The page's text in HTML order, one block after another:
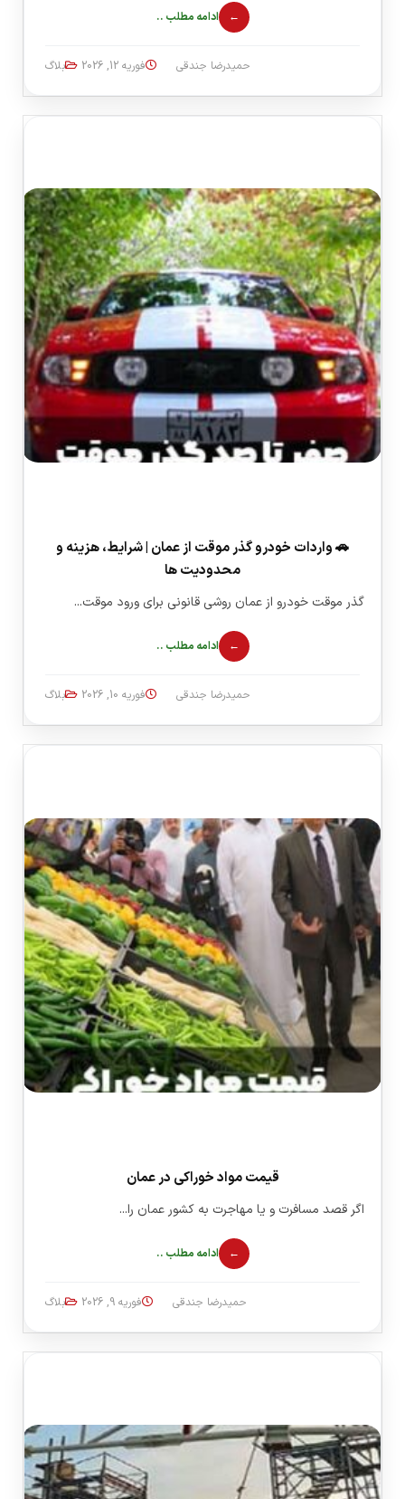
ادامه مطلب ..
حمیدرضا جندقی فوریه 12, 2026 بلاگ
🚗 واردات خودرو گذر موقت از عمان | شرایط، هزینه و
محدودیت ها
گذر موقت خودرو از عمان روشی قانونی برای ورود موقت...
ادامه مطلب ..
حمیدرضا جندقی فوریه 10, 2026 بلاگ
قیمت مواد خوراکی در عمان
اگر قصد مسافرت و یا مهاجرت به کشور عمان را...
ادامه مطلب ..
حمیدرضا جندقی فوریه 9, 2026 بلاگ